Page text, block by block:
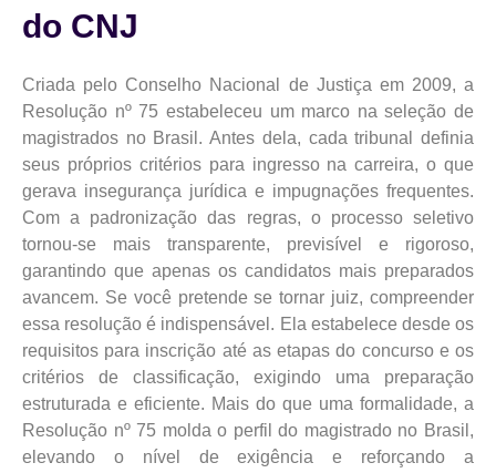
do CNJ
Criada pelo Conselho Nacional de Justiça em 2009, a
Resolução nº 75 estabeleceu um marco na seleção de
magistrados no Brasil. Antes dela, cada tribunal definia
seus próprios critérios para ingresso na carreira, o que
gerava insegurança jurídica e impugnações frequentes.
Com a padronização das regras, o processo seletivo
tornou-se mais transparente, previsível e rigoroso,
garantindo que apenas os candidatos mais preparados
avancem. Se você pretende se tornar juiz, compreender
essa resolução é indispensável. Ela estabelece desde os
requisitos para inscrição até as etapas do concurso e os
critérios de classificação, exigindo uma preparação
estruturada e eficiente. Mais do que uma formalidade, a
Resolução nº 75 molda o perfil do magistrado no Brasil,
elevando o nível de exigência e reforçando a